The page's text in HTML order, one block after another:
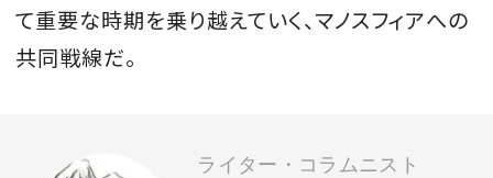
て重要な時期を乗り越えていく、マノスフィアへの
共同戦線だ。
ライター・コラムニスト